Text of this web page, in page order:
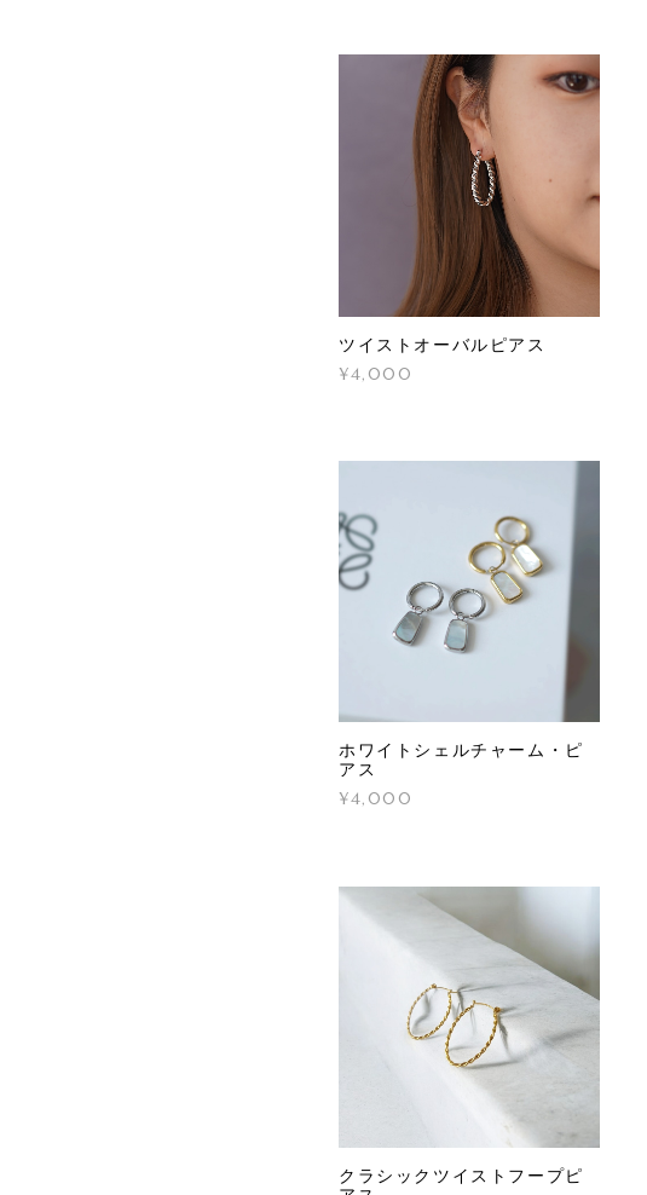
ツイストオーバルピアス
¥4,000
ホワイトシェルチャーム・ピ
アス
¥4,000
クラシックツイストフープピ